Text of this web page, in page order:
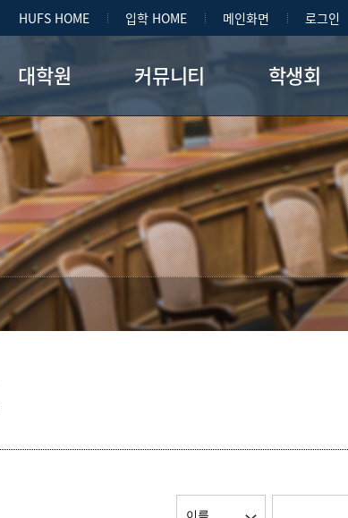
HUFS HOME 입학 HOME 메인화면 로그인
대학원
학과소개
전공별 교과과정
종합시험과목
대학원 게시판
커뮤니티
자료실
특강/공모전/인턴십
사진첩
학생회
학생회 SNS
학생회 공지